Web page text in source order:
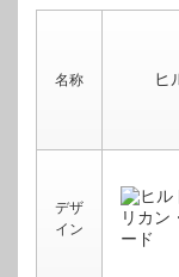
名称 ヒ
デザ
イン